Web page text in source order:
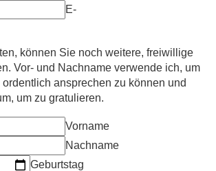
E-
können Sie noch weitere, freiwillige
Vor- und Nachname verwende ich, um
ansprechen zu können und
um zu gratulieren.
Vorname
Nachname
Geburtstag